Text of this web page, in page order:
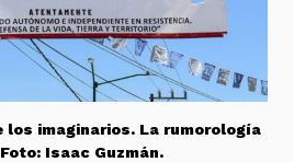
los imaginarios. La rumorología
Isaac Guzmán.